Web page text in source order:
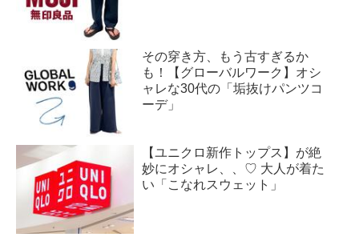
その穿き方、もう古すぎるか
も！【グローバルワーク】オシ
ャレな30代の「垢抜けパンツコ
ーデ」
【ユニクロ新作トップス】が絶
妙にオシャレ、、♡ 大人が着た
い「こなれスウェット」